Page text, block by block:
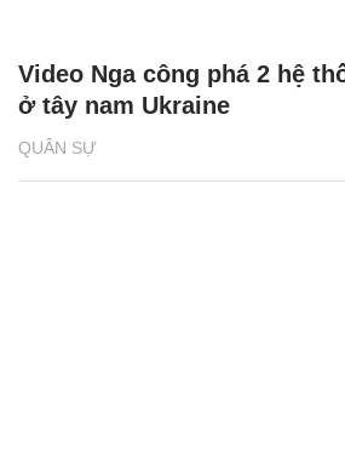
QUÂN SỰ
Video Nga công phá 2 hệ
ở tây nam Ukraine